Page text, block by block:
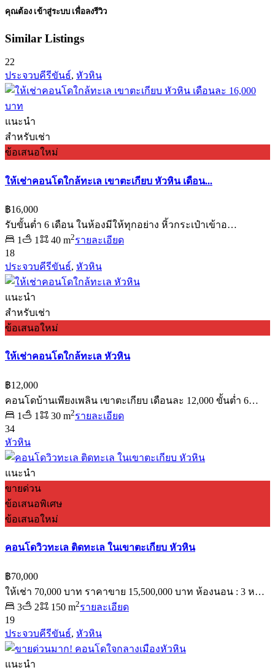
คุณต้อง เข้าสู่ระบบ เพื่อลงรีวิว
Similar Listings
22
ประจวบคีรีขันธ์, หัวหิน
แนะนำ
สำหรับเช่า
ข้อเสนอใหม่
ให้เช่าคอนโดใกล้ทะเล เขาตะเกียบ หัวหิน เดือน...
฿16,000
รับขั้นต่ำ 6 เดือน ในห้องมีให้ทุกอย่าง หิ้วกระเป๋าเข้าอ…
1
1 40 m2รายละเอียด
18
ประจวบคีรีขันธ์, หัวหิน
แนะนำ
สำหรับเช่า
ข้อเสนอใหม่
ให้เช่าคอนโดใกล้ทะเล หัวหิน
฿12,000
คอนโดบ้านเพียงเพลิน เขาตะเกียบ เดือนละ 12,000 ขั้นต่ำ 6…
1
1 30 m2รายละเอียด
34
หัวหิน
แนะนำ
ขายด่วน
ข้อเสนอพิเศษ
ข้อเสนอใหม่
คอนโดวิวทะเล ติดทะเล ในเขาตะเกียบ หัวหิน
฿70,000
ให้เช่า 70,000 บาท ราคาขาย 15,500,000 บาท ห้องนอน : 3 ห…
3
2 150 m2รายละเอียด
19
ประจวบคีรีขันธ์, หัวหิน
แนะนำ